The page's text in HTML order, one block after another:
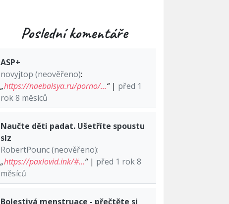
Poslední komentáře
ASP+
novyjtop (neověřeno):
„https://naebalsya.ru/porno/…“| před 1
rok 8 měsíců
Naučte děti padat. Ušetříte spoustu
slz
RobertPounc (neověřeno):
„https://paxlovid.ink/#…“| před 1 rok 8
měsíců
Bolestivá menstruace - přečtěte si